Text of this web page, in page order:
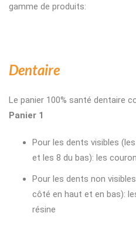
gamme de produits:
Dentaire
Le panier 100% santé dentaire
Panier 1
Pour les dents visibles
et les 8 du bas): les
Pour les dents non
côté en haut et en bas):
résine